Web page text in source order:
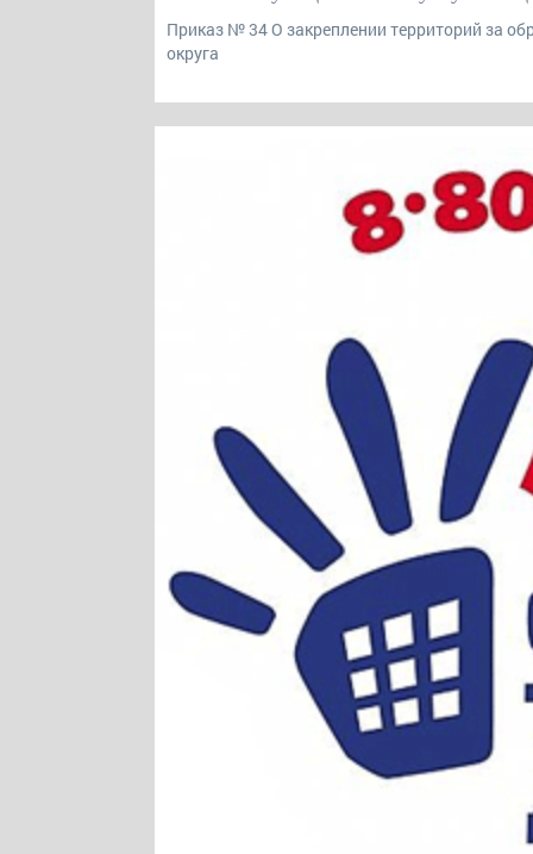
Приказ № 34 О закреплении территорий за
округа